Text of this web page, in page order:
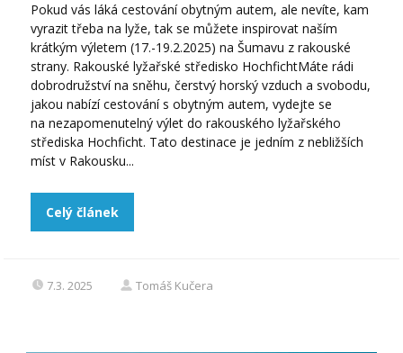
Pokud vás láká cestování obytným autem, ale nevíte, kam
vyrazit třeba na lyže, tak se můžete inspirovat naším
krátkým výletem (17.-19.2.2025) na Šumavu z rakouské
strany. Rakouské lyžařské středisko HochfichtMáte rádi
dobrodružství na sněhu, čerstvý horský vzduch a svobodu,
jakou nabízí cestování s obytným autem, vydejte se
na nezapomenutelný výlet do rakouského lyžařského
střediska Hochficht. Tato destinace je jedním z nebližších
míst v Rakousku...
Celý článek
7.3. 2025 Tomáš Kučera